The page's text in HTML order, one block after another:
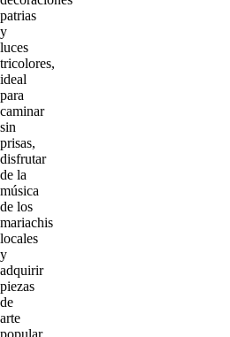
patrias
y
luces
tricolores,
ideal
para
caminar
sin
prisas,
disfrutar
de la
música
de los
mariachis
locales
y
adquirir
piezas
de
arte
popular